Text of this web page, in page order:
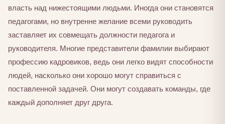
власть над нижестоящими людьми. Иногда они становятся
педагогами, но внутренне желание всеми руководить
заставляет их совмещать должности педагога и
руководителя. Многие представители фамилии выбирают
профессию кадровиков, ведь они легко видят способности
людей, насколько они хорошо могут справиться с
поставленной задачей. Они могут создавать команды, где
каждый дополняет друг друга.